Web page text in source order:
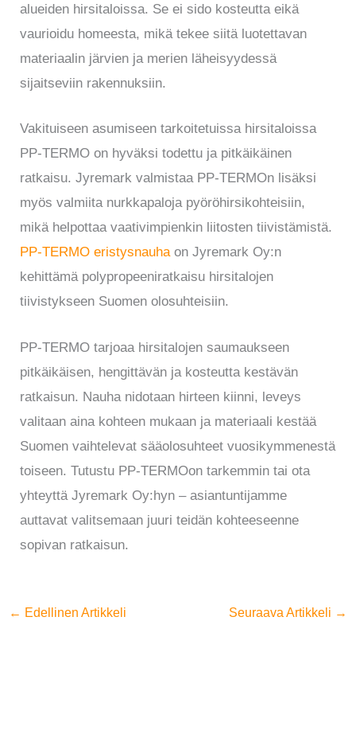
alueiden hirsitaloissa. Se ei sido kosteutta eikä
vaurioidu homeesta, mikä tekee siitä luotettavan
materiaalin järvien ja merien läheisyydessä
sijaitseviin rakennuksiin.
Vakituiseen asumiseen tarkoitetuissa hirsitaloissa
PP-TERMO on hyväksi todettu ja pitkäikäinen
ratkaisu. Jyremark valmistaa PP-TERMOn lisäksi
myös valmiita nurkkapaloja pyöröhirsikohteisiin,
mikä helpottaa vaativimpienkin liitosten tiivistämistä.
PP-TERMO eristysnauhaon Jyremark Oy:n
kehittämä polypropeeniratkaisu hirsitalojen
tiivistykseen Suomen olosuhteisiin.
PP-TERMO tarjoaa hirsitalojen saumaukseen
pitkäikäisen, hengittävän ja kosteutta kestävän
ratkaisun. Nauha nidotaan hirteen kiinni, leveys
valitaan aina kohteen mukaan ja materiaali kestää
Suomen vaihtelevat sääolosuhteet vuosikymmenestä
toiseen. Tutustu PP-TERMOon tarkemmin tai ota
yhteyttä Jyremark Oy:hyn – asiantuntijamme
auttavat valitsemaan juuri teidän kohteeseenne
sopivan ratkaisun.
← Edellinen Artikkeli Seuraava Artikkeli →